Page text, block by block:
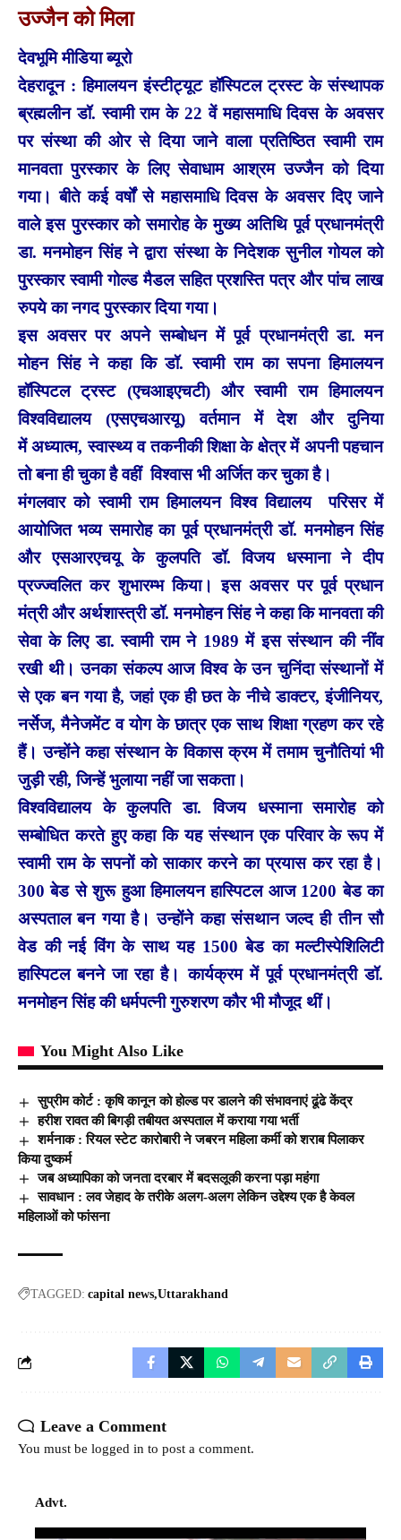
उज्जैन को मिला
देवभूमि मीडिया ब्यूरो
देहरादून : हिमालयन इंस्टीट्यूट हॉस्पिटल ट्रस्ट के संस्थापक
ब्रह्मलीन डॉ. स्वामी राम के 22 वें महासमाधि दिवस के अवसर
पर संस्था की ओर से दिया जाने वाला प्रतिष्ठित स्वामी राम
मानवता पुरस्कार के लिए सेवाधाम आश्रम उज्जैन को दिया
गया। बीते कई वर्षों से महासमाधि दिवस के अवसर दिए जाने
वाले इस पुरस्कार को समारोह के मुख्य अतिथि पूर्व प्रधानमंत्री
डा. मनमोहन सिंह ने द्वारा संस्था के निदेशक सुनील गोयल को
पुरस्कार स्वामी गोल्ड मैडल सहित प्रशस्ति पत्र और पांच लाख
रुपये का नगद पुरस्कार दिया गया।
इस अवसर पर अपने सम्बोधन में पूर्व प्रधानमंत्री डा. मन
मोहन सिंह ने कहा कि डॉ. स्वामी राम का सपना हिमालयन
हॉस्पिटल ट्रस्ट (एचआइएचटी) और स्वामी राम हिमालयन
विश्वविद्यालय (एसएचआरयू) वर्तमान में देश और दुनिया
में अध्यात्म, स्वास्थ्य व तकनीकी शिक्षा के क्षेत्र में अपनी पहचान
तो बना ही चुका है वहीं विश्वास भी अर्जित कर चुका है।
मंगलवार को स्वामी राम हिमालयन विश्व विद्यालय परिसर में
आयोजित भव्य समारोह का पूर्व प्रधानमंत्री डॉ. मनमोहन सिंह
और एसआरएचयू के कुलपति डॉ. विजय धस्माना ने दीप
प्रज्ज्वलित कर शुभारम्भ किया। इस अवसर पर पूर्व प्रधान
मंत्री और अर्थशास्त्री डॉ. मनमोहन सिंह ने कहा कि मानवता की
सेवा के लिए डा. स्वामी राम ने 1989 में इस संस्थान की नींव
रखी थी। उनका संकल्प आज विश्व के उन चुनिंदा संस्थानों में
से एक बन गया है, जहां एक ही छत के नीचे डाक्टर, इंजीनियर,
नर्सेज, मैनेजमेंट व योग के छात्र एक साथ शिक्षा ग्रहण कर रहे
हैं। उन्होंने कहा संस्थान के विकास क्रम में तमाम चुनौतियां भी
जुड़ी रही, जिन्हें भुलाया नहीं जा सकता।
विश्वविद्यालय के कुलपति डा. विजय धस्माना समारोह को
सम्बोधित करते हुए कहा कि यह संस्थान एक परिवार के रूप में
स्वामी राम के सपनों को साकार करने का प्रयास कर रहा है।
300 बेड से शुरू हुआ हिमालयन हास्पिटल आज 1200 बेड का
अस्पताल बन गया है। उन्होंने कहा संसथान जल्द ही तीन सौ
वेड की नई विंग के साथ यह 1500 बेड का मल्टीस्पेशिलिटी
हास्पिटल बनने जा रहा है। कार्यक्रम में पूर्व प्रधानमंत्री डॉ.
मनमोहन सिंह की धर्मपत्नी गुरुशरण कौर भी मौजूद थीं।
You Might Also Like
सुप्रीम कोर्ट : कृषि कानून को होल्ड पर डालने की संभावनाएं ढूंढे केंद्र
हरीश रावत की बिगड़ी तबीयत अस्पताल में कराया गया भर्ती
शर्मनाक : रियल स्टेट कारोबारी ने जबरन महिला कर्मी को शराब पिलाकर
किया दुष्कर्म
जब अध्यापिका को जनता दरबार में बदसलूकी करना पड़ा महंगा
सावधान : लव जेहाद के तरीके अलग-अलग लेकिन उद्देश्य एक है केवल
महिलाओं को फांसना
TAGGED: capital news Uttarakhand
Leave a Comment
You must be logged in to post a comment.
Advt.
Video